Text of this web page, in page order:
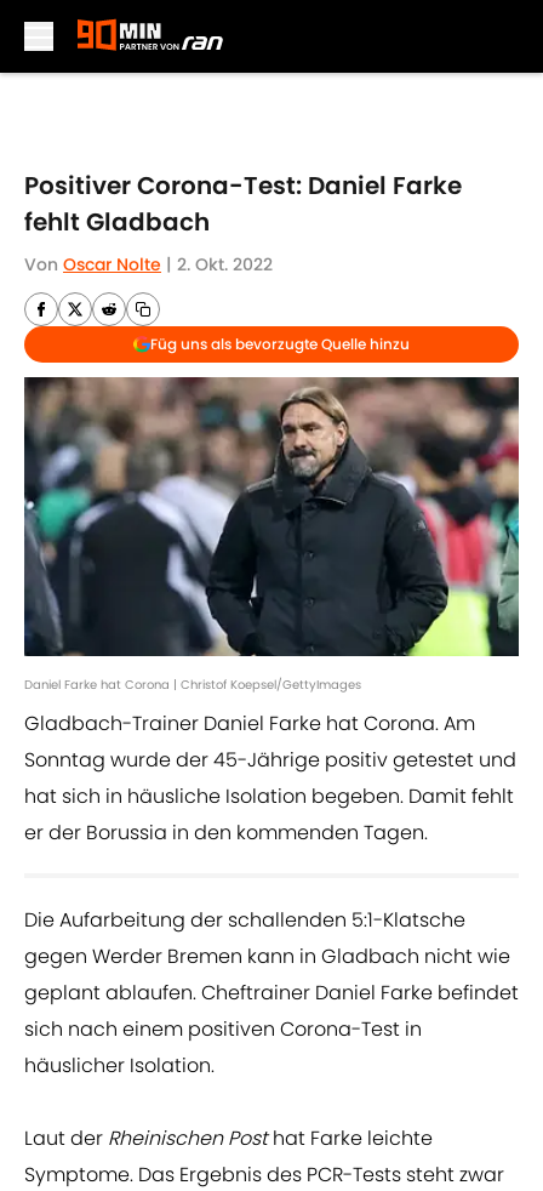
Positiver Corona-Test: Daniel Farke
fehlt Gladbach
Von Oscar Nolte | 2. Okt. 2022
Füg uns als bevorzugte Quelle hinzu
Daniel Farke hat Corona | Christof Koepsel/GettyImages
Gladbach-Trainer Daniel Farke hat Corona. Am
Sonntag wurde der 45-Jährige positiv getestet und
hat sich in häusliche Isolation begeben. Damit fehlt
er der Borussia in den kommenden Tagen.
Die Aufarbeitung der schallenden 5:1-Klatsche
gegen Werder Bremen kann in Gladbach nicht wie
geplant ablaufen. Cheftrainer Daniel Farke befindet
sich nach einem positiven Corona-Test in
häuslicher Isolation.
Laut der Rheinischen Posthat Farke leichte
Symptome. Das Ergebnis des PCR-Tests steht zwar